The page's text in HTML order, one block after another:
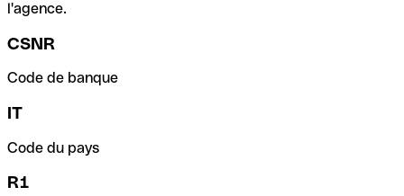
l'agence.
CSNR
Code de banque
IT
Code du pays
R1